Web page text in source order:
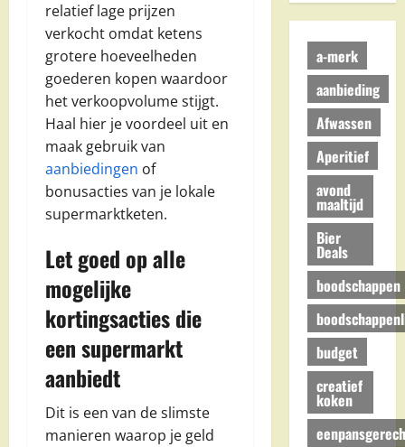
relatief lage prijzen
verkocht omdat ketens
grotere hoeveelheden
goederen kopen waardoor
het verkoopvolume stijgt.
Haal hier je voordeel uit en
maak gebruik van
aanbiedingen of
bonusacties van je lokale
supermarktketen.
Let goed op alle
mogelijke
kortingsacties die
een supermarkt
aanbiedt
Dit is een van de slimste
manieren waarop je geld
a-merk
aanbieding
Afwassen
Aperitief
avond
maaltijd
Bier
Deals
boodschappen
budget
creatief
koken